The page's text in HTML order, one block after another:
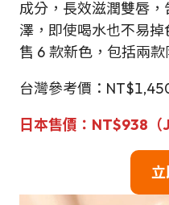
成分，長效滋潤雙唇
澤，即使喝水也不易
售 6 款新色，包括兩款
台灣參考價：
日本售價 ： NT$938（